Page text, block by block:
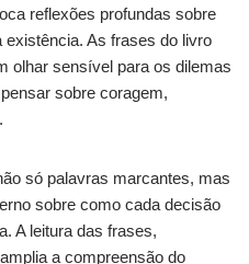
reflexões profundas sobre
As frases do livro
olhar sensível para os dilemas
sobre coragem,
só palavras marcantes, mas
sobre como cada decisão
A leitura das frases,
a compreensão do